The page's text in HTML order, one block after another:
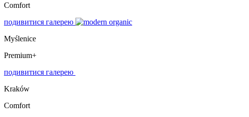
Comfort
подивитися галерею
Myślenice
Premium+
подивитися галерею
Kraków
Comfort